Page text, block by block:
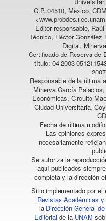
C.P. 04510, México,
Editor responsable,
Técnico, Héctor González
Digital,
Certificado de Reserva de
título: 04-2003-
Responsable de la última
Minerva García
Económicas, Circuito
Ciudad Universitaria,
Fecha de última
Las opiniones
necesariamente
Se autoriza la
aquí publicados
completa y la dirección
Sitio implementado por el
Revistas Académicas
la Dirección General
Editorial de la UNAM